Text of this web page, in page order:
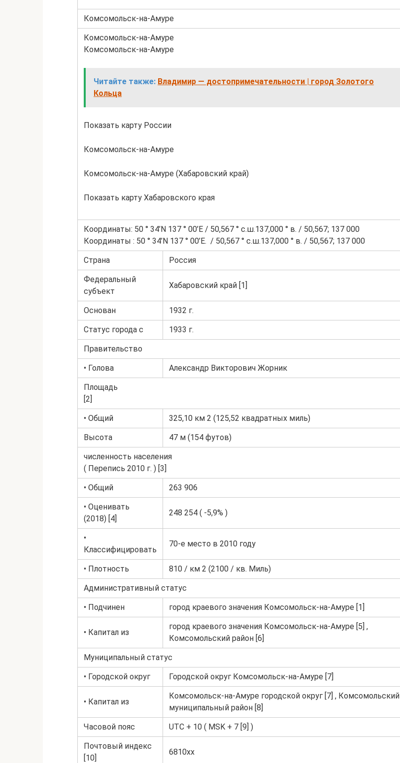
Комсомольск-на-Амуре
Комсомольск-на-Амуре
Комсомольск-на-Амуре
Читайте также: Владимир — достопримечательности | город Золотого
Кольца
Показать карту России
Комсомольск-на-Амуре
Комсомольск-на-Амуре (Хабаровский край)
Показать карту Хабаровского края
Координаты: 50 ° 34’N 137 ° 00’E / 50,567 ° с.ш.137,000 ° в. / 50,567; 137 000
Координаты : 50 ° 34’N 137 ° 00’E. / 50,567 ° с.ш.137,000 ° в. / 50,567; 137 000
Страна Россия
Федеральный
субъект
Хабаровский край [1]
Основан 1932 г.
Статус города с 1933 г.
Правительство
• Голова Александр Викторович Жорник
Площадь
[2]
• Общий 325,10 км 2 (125,52 квадратных миль)
Высота 47 м (154 футов)
численность населения
( Перепись 2010 г. ) [3]
• Общий 263 906
• Оценивать
(2018) [4]
248 254 ( -5,9% )
•
Классифицировать
70-е место в 2010 году
• Плотность 810 / км 2 (2100 / кв. Миль)
Административный статус
• Подчинен город краевого значения Комсомольск-на-Амуре [1]
• Капитал из
город краевого значения Комсомольск-на-Амуре [5] ,
Комсомольский район [6]
Муниципальный статус
• Городской округ Городской округ Комсомольск-на-Амуре [7]
• Капитал из
Комсомольск-на-Амуре городской округ [7] , Комсомольский
муниципальный район [8]
Часовой пояс UTC + 10 ( MSK + 7 [9] )
Почтовый индекс
[10]
6810xx